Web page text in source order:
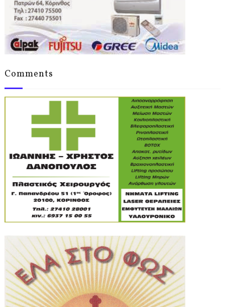
Comments